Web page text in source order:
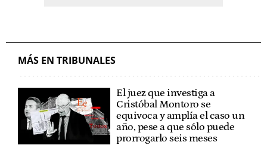
MÁS EN TRIBUNALES
El juez que investiga a
Cristóbal Montoro se
equivoca y amplía el caso un
año, pese a que sólo puede
prorrogarlo seis meses